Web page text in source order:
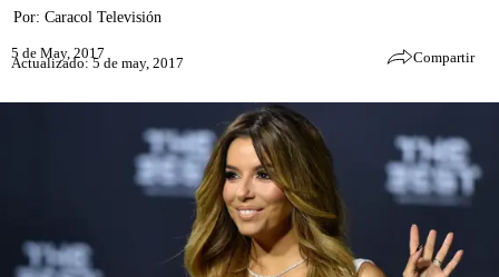
Por: Caracol Televisión
5 de May, 2017
Actualizado: 5 de may, 2017 Compartir